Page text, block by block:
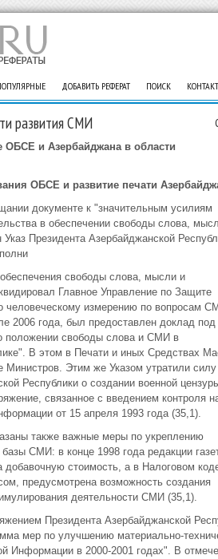
ДОБАВИТЬ РЕФЕРАТ ПОИСК
развития СМИ
ОБСЕ и Азербайджана в области
ОБСЕ и развитие печати
документе к "значительным усилиям
в обеспечении свободы слова,
Президента Азербайджанской
свободы слова, мысли и
Главное Управление по Защите
человеческому измерению по вопросам
2006 года, был предоставлен доклад под
положении свободы слова и СМИ в
В этом в Печати и иных Средствах
Министров. Этим же Указом утратили силу
Республики о создании военной
связанное с введением контроля
от 15 апреля 1993 года (35,1).
также важные меры по укреплению
базы СМИ: в конце 1998 года редакции
добавочную стоимость, а в Налоговом
предусмотрена возможность создания
деятельности СМИ (35,1).
Президента Азербайджанской
мер по улучшению материально-
Информации в 2000-2001 годах". В